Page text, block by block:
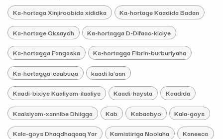
Ka-hortaga Xinjiroobida xididka Ka-hortage Kaadida Badan
Ka-hortage Oksaydh Ka-hortagga D-Difaac-kiciye
Ka-hortagga Fangaska Ka-hortagga Fibrin-burburiyaha
Ka-hortagga-caabuqa kaadi la’aan
Kaadi-bixiye Kaaliyam-ilaaliye Kaadi-haysta Kaadida
Kaalsiyam-xannibe Dhiigga Kab Kabaabyo Kala-goys
Kala-goys Dhaqdhaqaaq Yar Kamistiriga Noolaha Kaneeco